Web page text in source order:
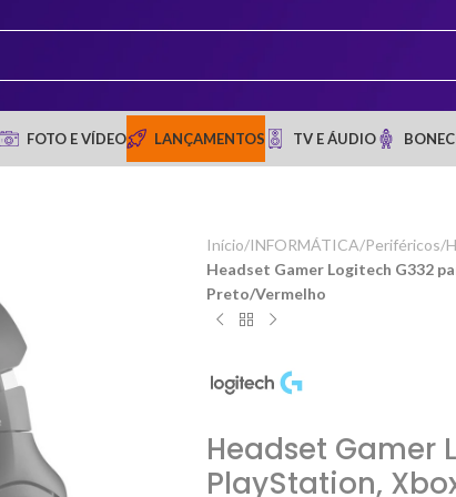
FOTO E VÍDEO LANÇAMENTOS TV E ÁUDIO
Início/INFORMÁTICA/Periféricos/
Headset Gamer Logitech G332
Preto/Vermelho
Headset Gamer
PlayStation,